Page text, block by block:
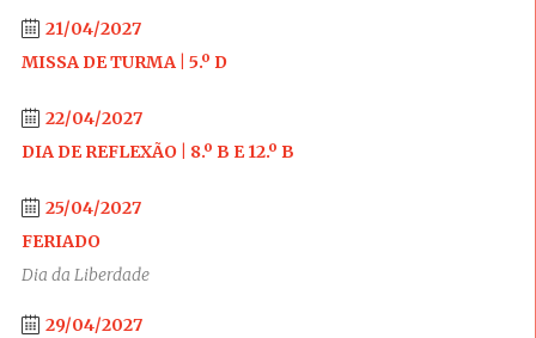
21/04/2027
MISSA DE TURMA | 5.º D
22/04/2027
DIA DE REFLEXÃO | 8.º B E 12.º B
25/04/2027
FERIADO
Dia da Liberdade
29/04/2027